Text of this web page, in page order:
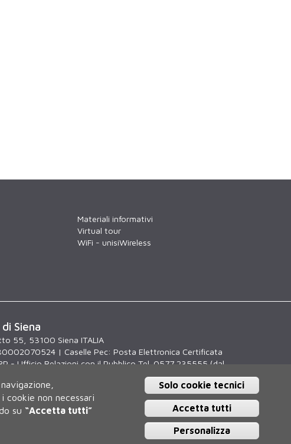
Materiali informativi
Virtual tour
WiFi - unisiWireless
Siena
55, 53100 Siena ITALIA
| Caselle Pec: Posta Elettronica Certificata
- Ufficio Relazioni con il Pubblico Tel. 0577 235555 (dal
cookie non necessari
su “Accetta tutti”
Solo cookie tecnici
Accetta tutti
Personalizza